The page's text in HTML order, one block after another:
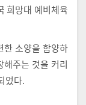
희망대 예비체육
한 소양을 함양하
해주는 것을 커리
었다.